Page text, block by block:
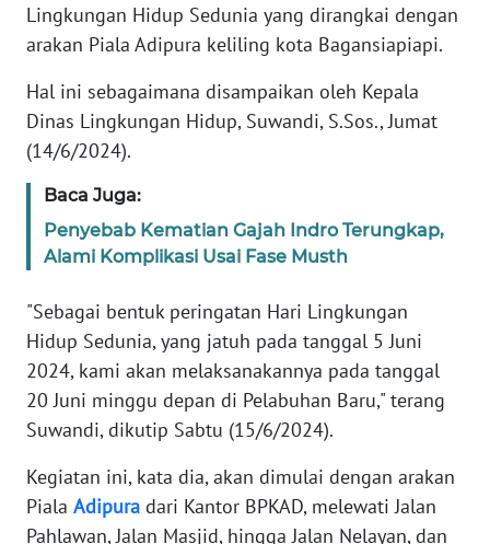
Lingkungan Hidup Sedunia yang dirangkai dengan
arakan Piala Adipura keliling kota Bagansiapiapi.
Hal ini sebagaimana disampaikan oleh Kepala
Dinas Lingkungan Hidup, Suwandi, S.Sos., Jumat
(14/6/2024).
Baca Juga:
Penyebab Kematian Gajah Indro Terungkap,
Alami Komplikasi Usai Fase Musth
"Sebagai bentuk peringatan Hari Lingkungan
Hidup Sedunia, yang jatuh pada tanggal 5 Juni
2024, kami akan melaksanakannya pada tanggal
20 Juni minggu depan di Pelabuhan Baru," terang
Suwandi, dikutip Sabtu (15/6/2024).
Kegiatan ini, kata dia, akan dimulai dengan arakan
Piala Adipura dari Kantor BPKAD, melewati Jalan
Pahlawan, Jalan Masjid, hingga Jalan Nelayan, dan
PEDOMAN
MEDIA
REDAKSI
KARIR
DISCLAIMER
Wahana
News
Regional
WN
SUMUT
WN
JAKARTA